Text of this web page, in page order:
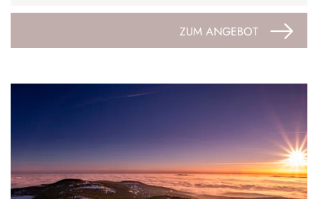
ZUM ANGEBOT